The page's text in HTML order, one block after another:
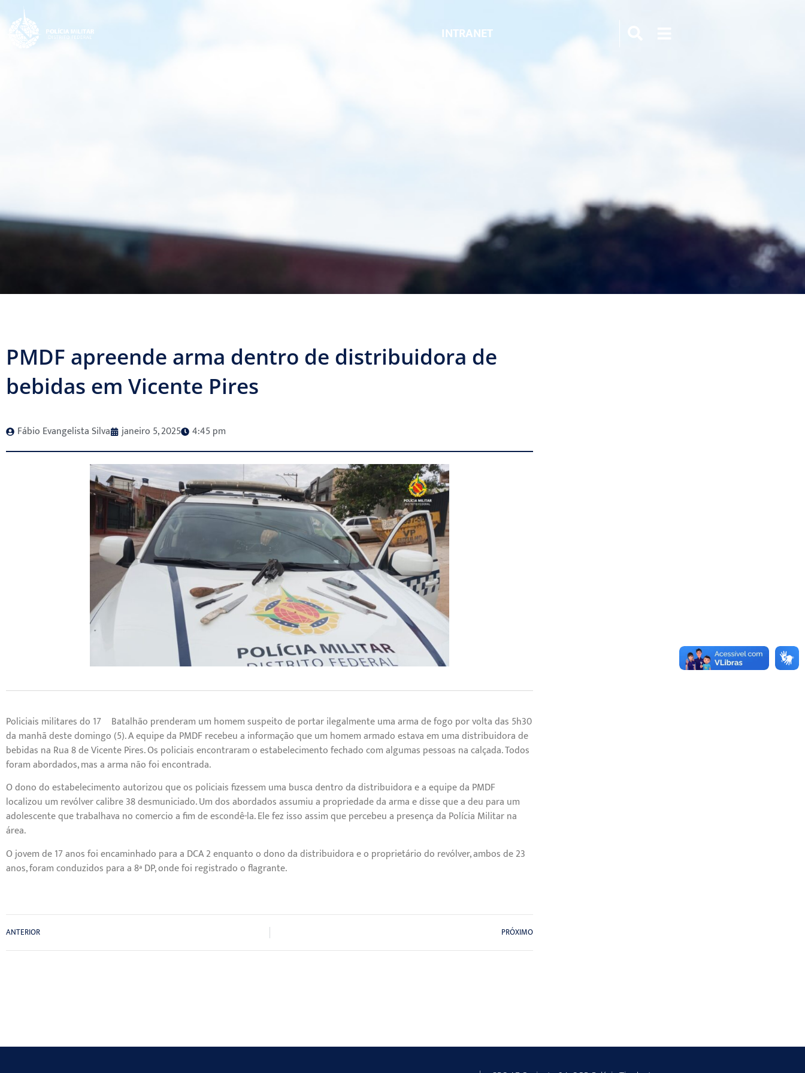
INTRANET
PMDF apreende arma dentro de distribuidora de
bebidas em Vicente Pires
Fábio Evangelista Silva janeiro 5, 2025 4:45 pm
Policiais militares do 17º Batalhão prenderam um homem suspeito de portar ilegalmente uma arma de fogo por volta das 5h30
da manhã deste domingo (5). A equipe da PMDF recebeu a informação que um homem armado estava em uma distribuidora de
bebidas na Rua 8 de Vicente Pires. Os policiais encontraram o estabelecimento fechado com algumas pessoas na calçada. Todos
foram abordados, mas a arma não foi encontrada.
O dono do estabelecimento autorizou que os policiais fizessem uma busca dentro da distribuidora e a equipe da PMDF
localizou um revólver calibre 38 desmuniciado. Um dos abordados assumiu a propriedade da arma e disse que a deu para um
adolescente que trabalhava no comercio a fim de escondê-la. Ele fez isso assim que percebeu a presença da Polícia Militar na
área.
O jovem de 17 anos foi encaminhado para a DCA 2 enquanto o dono da distribuidora e o proprietário do revólver, ambos de 23
anos, foram conduzidos para a 8ª DP, onde foi registrado o flagrante.
ANTERIOR PRÓXIMO